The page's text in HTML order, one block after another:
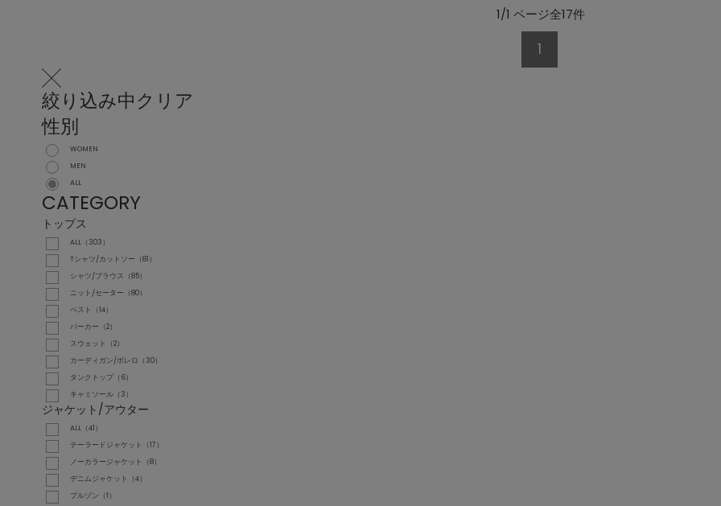
1/1 ページ全17件
1
絞り込み中クリア
性別
WOMEN
MEN
ALL
CATEGORY
トップス
ALL（303）
Tシャツ/カットソー（81）
シャツ/ブラウス（85）
ニット/セーター（80）
ベスト（14）
パーカー（2）
スウェット（2）
カーディガン/ボレロ（30）
タンクトップ（6）
キャミソール（3）
ジャケット/アウター
ALL（41）
テーラードジャケット（17）
ノーカラージャケット（8）
デニムジャケット（4）
ブルゾン（1）